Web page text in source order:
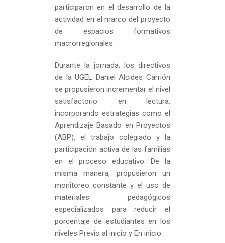
participaron en el desarrollo de la
actividad en el marco del proyecto
de espacios formativos
macrorregionales.
Durante la jornada, los directivos
de la UGEL Daniel Alcides Carrión
se propusieron incrementar el nivel
satisfactorio en lectura,
incorporando estrategias como el
Aprendizaje Basado en Proyectos
(ABP), el trabajo colegiado y la
participación activa de las familias
en el proceso educativo. De la
misma manera, propusieron un
monitoreo constante y el uso de
materiales pedagógicos
especializados para reducir el
porcentaje de estudiantes en los
niveles Previo al inicio y En inicio.